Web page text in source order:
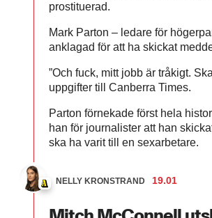
prostituerad.
Mark Parton – ledare för
anklagad för att ha skickat
”Och fuck, mitt jobb är tråkigt.
uppgifter till Canberra Times.
Parton förnekade först hela
han för journalister att han
ska ha varit till en sexarbetare.
NELLY KRONSTRAND 19.01